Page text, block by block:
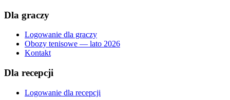
Dla graczy
Logowanie dla graczy
Obozy tenisowe — lato 2026
Kontakt
Dla recepcji
Logowanie dla recepcji